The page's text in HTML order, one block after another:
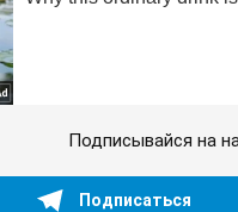
Подписывайся на
Подписаться